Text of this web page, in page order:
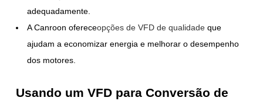
adequadamente.
A Canroon ofereceopções de VFD de qualidade que
ajudam a economizar energia e melhorar o desempenho
dos motores.
Usando um VFD para Conversão de